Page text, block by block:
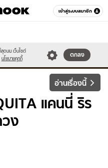
เข้าสู่ระบบสมาชิก
หมวดอื่นๆ
สุดบน เว็บไซต์
นโยบายคุกกี้
ตกลง
อ่านเรื่องนี้
แคนนี่ ริร
วง